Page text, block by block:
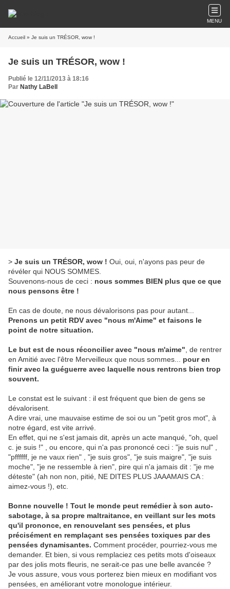
MENU
Accueil » Je suis un TRÉSOR, wow !
Je suis un TRÉSOR, wow !
Publié le 12/11/2013 à 18:16
Par Nathy LaBell
> Je suis un TRÉSOR, wow ! Oui, oui, n'ayons pas peur de
révéler qui NOUS SOMMES.
Souvenons-nous de ceci : nous sommes BIEN plus que ce que
nous pensons être !
En cas de doute, ne nous dévalorisons pas pour autant...
Prenons un petit RDV avec "nous m'Aime" et faisons le
point de notre situation.
Le but est de nous réconcilier avec "nous m'aime" , de rentrer
en Amitié avec l'être Merveilleux que nous sommes... pour en
finir avec la guéguerre avec laquelle nous rentrons bien trop
souvent.
Le constat est le suivant : il est fréquent que bien de gens se
dévalorisent.
A dire vrai, une mauvaise estime de soi ou un "petit gros mot", à
notre égard, est vite arrivé.
En effet, qui ne s'est jamais dit, après un acte manqué, "oh, quel
c. je suis !" , ou encore, qui n'a pas prononcé ceci : "je suis nul" ,
"pffffff, je ne vaux rien" , "je suis gros", "je suis maigre", "je suis
moche", "je ne ressemble à rien", pire qui n'a jamais dit : "je me
déteste" (ah non non, pitié, NE DITES PLUS JAAAMAIS CA :
aimez-vous !), etc.
Bonne nouvelle ! Tout le monde peut remédier à son auto-
sabotage, à sa propre maltraitance, en veillant sur les mots
qu'il prononce, en renouvelant ses pensées, et plus
précisément en remplaçant ses pensées toxiques par des
pensées dynamisantes. Comment procéder, pourriez-vous me
demander. Et bien, si vous remplaciez ces petits mots d'oiseaux
par des jolis mots fleuris, ne serait-ce pas une belle avancée ?
Je vous assure, vous vous porterez bien mieux en modifiant vos
pensées, en améliorant votre monologue intérieur.